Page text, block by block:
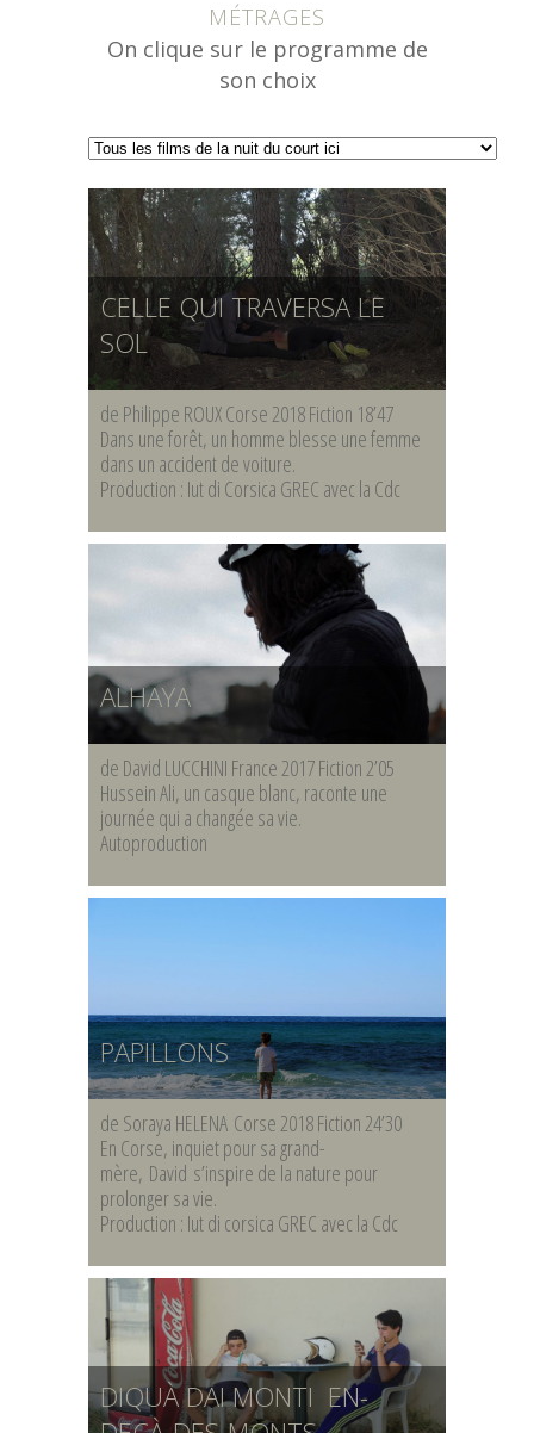
MÉTRAGES
On clique sur le programme de
son choix
CELLE QUI TRAVERSA LE
SOL
de Philippe ROUX Corse 2018 Fiction 18’47
Dans une forêt, un homme blesse une femme
dans un accident de voiture.
Production : Iut di Corsica GREC avec la Cdc
ALHAYA
de David LUCCHINI France 2017 Fiction 2’05
Hussein Ali, un casque blanc, raconte une
journée qui a changée sa vie.
Autoproduction
PAPILLONS
de Soraya HELENA Corse 2018 Fiction 24’30
En Corse, inquiet pour sa grand-
mère, David s’inspire de la nature pour
prolonger sa vie.
Production : Iut di corsica GREC avec la Cdc
DIQUÀ DAI MONTI EN-